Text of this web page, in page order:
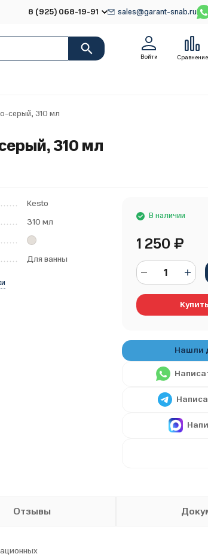
8 (925) 068-19-91 sales@garant-snab.ru
Войти Сравнение
серый, 310 мл
310 мл
Kesto
310 мл
Для ванны
В наличии
1 250₽
Отзывы